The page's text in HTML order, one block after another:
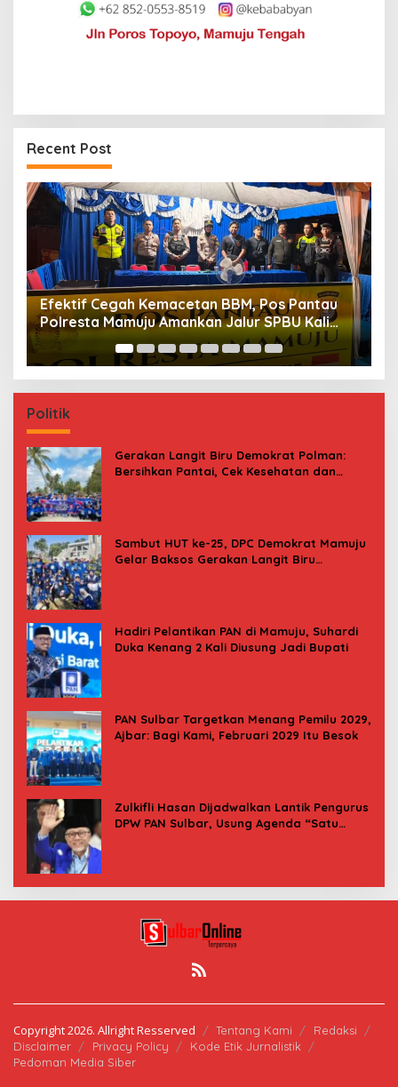
Recent Post
Maksimalkan Gizi Anak, SPPG Rangas Sajikan
Menu Daging Sapi untuk 2.798 Penerima
Politik
Gerakan Langit Biru Demokrat Polman:
Bersihkan Pantai, Cek Kesehatan dan
Sambut HUT ke-25, DPC Demokrat Mamuju
Gelar Baksos Gerakan Langit Biru
Hadiri Pelantikan PAN di Mamuju, Suhardi
Duka Kenang 2 Kali Diusung Jadi Bupati
PAN Sulbar Targetkan Menang Pemilu 2029,
Ajbar: Bagi Kami, Februari 2029 Itu Besok
Zulkifli Hasan Dijadwalkan Lantik Pengurus
DPW PAN Sulbar, Usung Agenda “Satu
Copyright 2026. Allright Resserved Tentang Kami
Redaksi
Disclaimer
Privacy Policy
Kode Etik Jurnalistik
Pedoman Media Siber